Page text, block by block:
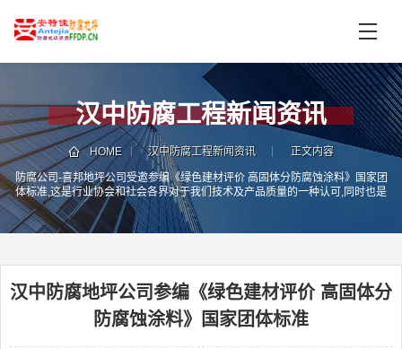
页
中
心
技
术
支
持
服
务
案
资
讯
服
汉中防腐工程新闻资讯
HOME 汉中防腐工程新闻资讯 正文内容
防腐公司-喜邦地坪公司受邀参编《绿色建材评价 高固体分防腐蚀涂料》国家团
体标准,这是行业协会和社会各界对于我们技术及产品质量的一种认可,同时也是
一种鞭策,喜邦防腐事业部要不断创新,开发出更多更好的符合市场需求的防腐产
品.
汉中防腐地坪公司参编《绿色建材评价 高固体分
防腐蚀涂料》国家团体标准